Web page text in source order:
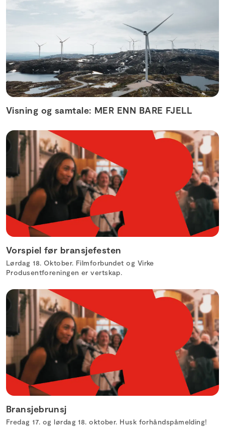
Visning og samtale: MER ENN BARE FJELL
Vorspiel før bransjefesten
Lørdag 18. Oktober. Filmforbundet og Virke
Produsentforeningen er vertskap.
Bransjebrunsj
Fredag 17. og lørdag 18. oktober. Husk forhåndspåmelding!